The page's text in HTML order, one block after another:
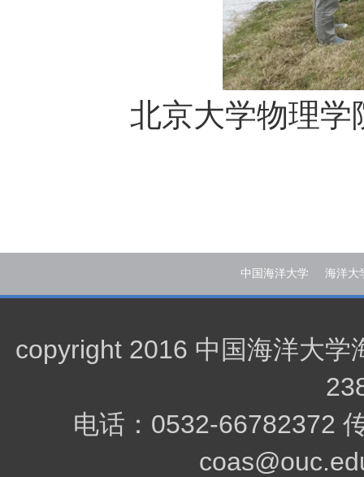
北京大学物理学
中国海洋大学 海洋大
copyright 2016 中国海洋大学
电话：0532-66782372